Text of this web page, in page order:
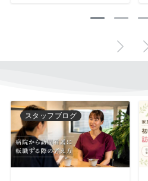
スタッフブログ